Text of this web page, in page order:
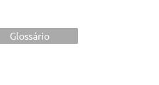
i
Glossário